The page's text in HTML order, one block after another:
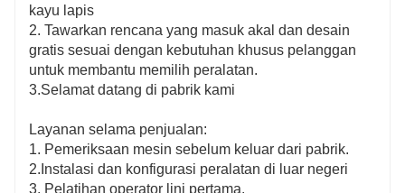
kayu lapis
2. Tawarkan rencana yang masuk akal dan desain
gratis sesuai dengan kebutuhan khusus pelanggan
untuk membantu memilih peralatan.
3.Selamat datang di pabrik kami
Layanan selama penjualan:
1. Pemeriksaan mesin sebelum keluar dari pabrik.
2.Instalasi dan konfigurasi peralatan di luar negeri
3. Pelatihan operator lini pertama.